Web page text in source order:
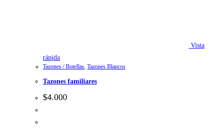
Vista
rápida
Tazones / Botellas, Tazones Blancos
Tazones familiares
$4.000